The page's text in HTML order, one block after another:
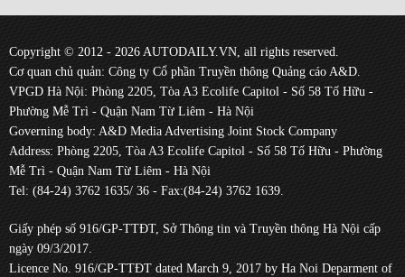
Copyright © 2012 - 2026 AUTODAILY.VN, all rights reserved.
Cơ quan chủ quản: Công ty Cổ phần Truyền thông Quảng cáo A&D.
VPGD Hà Nội: Phòng 2205, Tòa A3 Ecolife Capitol - Số 58 Tố Hữu -
Phường Mễ Trì - Quận Nam Từ Liêm - Hà Nội
Governing body: A&D Media Advertising Joint Stock Company
Address: Phòng 2205, Tòa A3 Ecolife Capitol - Số 58 Tố Hữu - Phường
Mễ Trì - Quận Nam Từ Liêm - Hà Nội
Tel: (84-24) 3762 1635/ 36 - Fax:(84-24) 3762 1639.
Giấy phép số 916/GP-TTĐT, Sở Thông tin và Truyền thông Hà Nội cấp
ngày 09/3/2017.
Licence No. 916/GP-TTĐT dated March 9, 2017 by Ha Noi Deparment of